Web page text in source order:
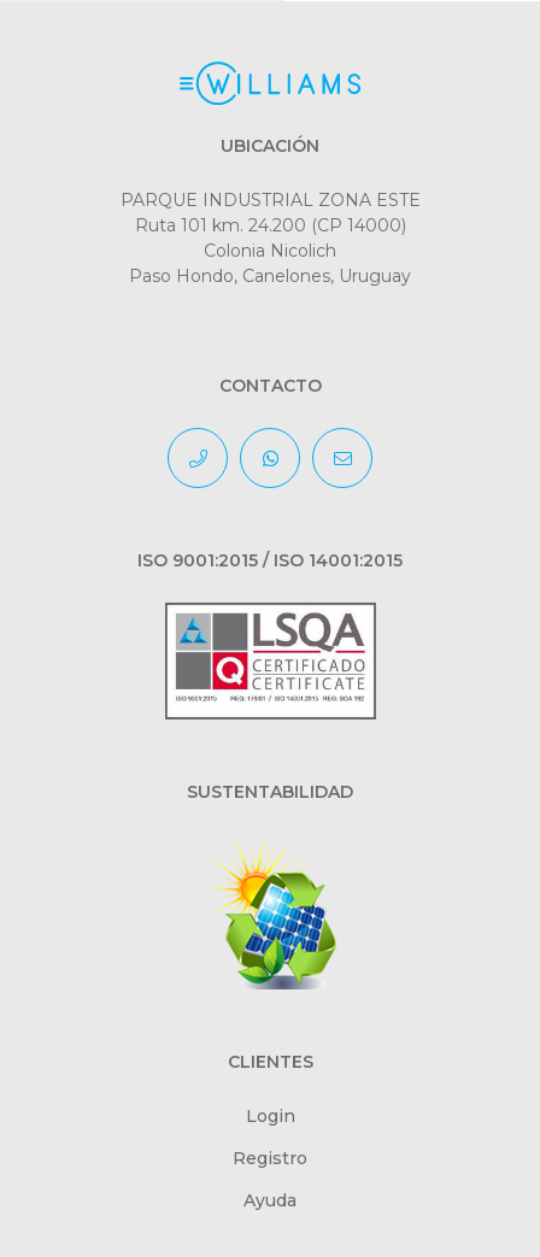
UBICACIÓN
PARQUE INDUSTRIAL ZONA ESTE
Ruta 101 km. 24.200 (CP 14000)
Colonia Nicolich
Paso Hondo, Canelones, Uruguay
CONTACTO
ISO 9001:2015 / ISO 14001:2015
SUSTENTABILIDAD
CLIENTES
Login
Registro
Ayuda